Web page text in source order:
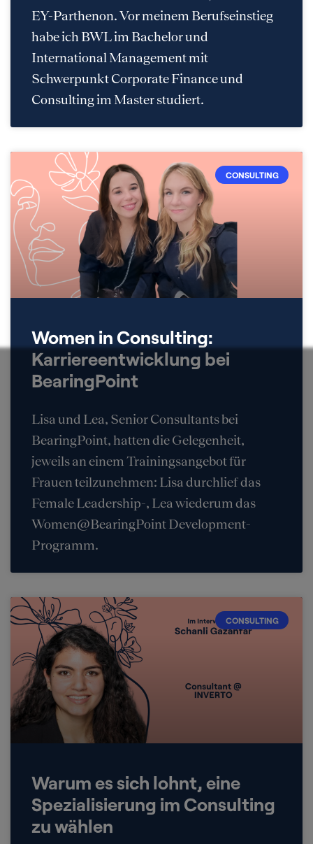
EY-Parthenon. Vor meinem Berufseinstieg
habe ich BWL im Bachelor und
International Management mit
Schwerpunkt Corporate Finance und
Consulting im Master studiert.
CONSULTING
Women in Consulting:
Karriereentwicklung bei
BearingPoint
Lisa und Lea, Senior Consultants bei
BearingPoint, hatten die Gelegenheit,
jeweils an einem Trainingsangebot für
Frauen teilzunehmen: Lisa durchlief das
Female Leadership-, Lea wiederum das
Women@BearingPoint Development-
Programm.
CONSULTING
Warum es sich lohnt, eine
Spezialisierung im Consulting
zu wählen